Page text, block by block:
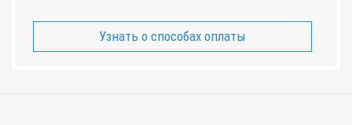
Узнать о способах оплаты